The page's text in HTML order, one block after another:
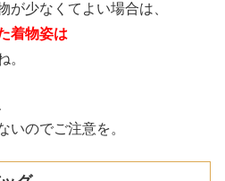
が少なくてよい場合は、
着物姿は
。
いのでご注意を。